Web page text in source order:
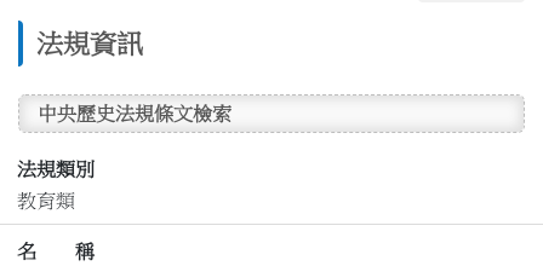
法規資訊
中央歷史法規條文檢索
法規類別
教育類
名 稱